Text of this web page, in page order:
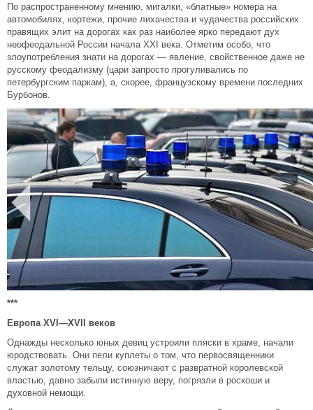
По распространенному мнению, мигалки, «блатные» номера на
автомобилях, кортежи, прочие лихачества и чудачества российских
правящих элит на дорогах как раз наиболее ярко передают дух
неофеодальной России начала XXI века. Отметим особо, что
злоупотребления знати на дорогах — явление, свойственное даже не
русскому феодализму (цари запросто прогуливались по
петербургским паркам), а, скорее, французскому времени последних
Бурбонов.
***
Европа XVI —XVII
веков
Однажды несколько юных девиц устроили пляски в храме, начали
юродствовать. Они пели куплеты о том, что первосвященники
служат золотому тельцу, союзничают с развратной королевской
властью, давно забыли истинную веру, погрязли в роскоши и
духовной немощи.